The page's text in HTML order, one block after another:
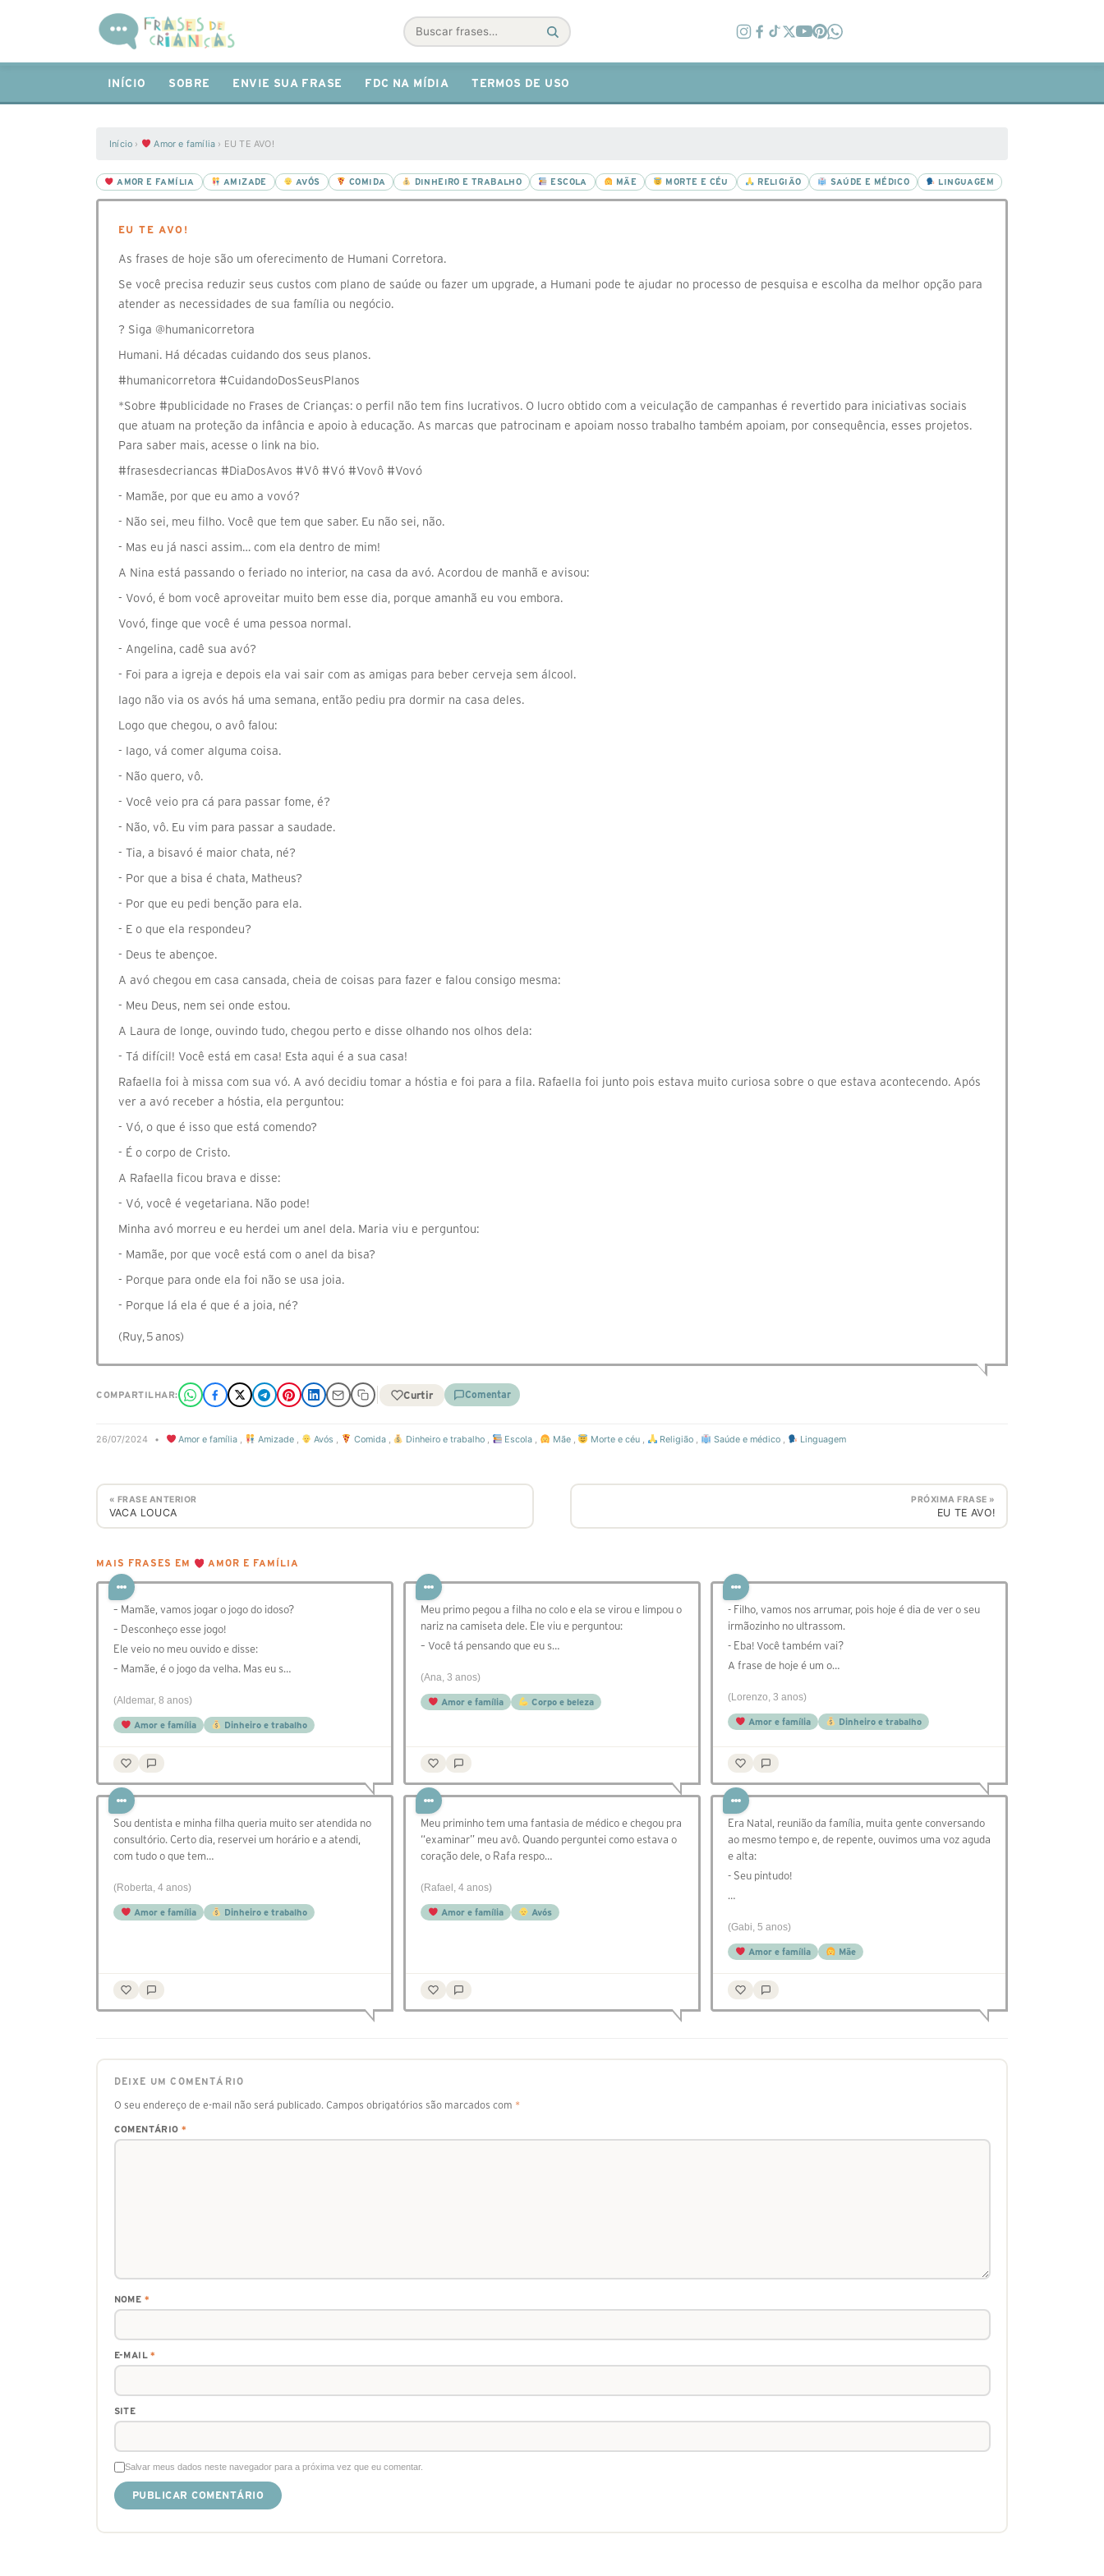
Buscar
INÍCIO SOBRE ENVIE SUA FRASE FDC NA MÍDIA TERMOS DE USO
Início › Amor e família › EU TE AVO!
AMOR E FAMÍLIA AMIZADE AVÓS COMIDA DINHEIRO E TRABALHO ESCOLA MÃE MORTE E CÉU RELIGIÃO SAÚDE E MÉDICO LINGUAGEM
EU TE AVO!
As frases de hoje são um oferecimento de Humani Corretora.
Se você precisa reduzir seus custos com plano de saúde ou fazer um upgrade, a Humani pode te ajudar no processo de pesquisa e escolha da melhor opção para
atender as necessidades de sua família ou negócio.
? Siga @humanicorretora
Humani. Há décadas cuidando dos seus planos.
#humanicorretora #CuidandoDosSeusPlanos
*Sobre #publicidade no Frases de Crianças: o perfil não tem fins lucrativos. O lucro obtido com a veiculação de campanhas é revertido para iniciativas sociais
que atuam na proteção da infância e apoio à educação. As marcas que patrocinam e apoiam nosso trabalho também apoiam, por consequência, esses projetos.
Para saber mais, acesse o link na bio.
#frasesdecriancas #DiaDosAvos #Vô #Vó #Vovô #Vovó
- Mamãe, por que eu amo a vovó?
- Não sei, meu filho. Você que tem que saber. Eu não sei, não.
- Mas eu já nasci assim… com ela dentro de mim!
A Nina está passando o feriado no interior, na casa da avó. Acordou de manhã e avisou:
- Vovó, é bom você aproveitar muito bem esse dia, porque amanhã eu vou embora.
Vovó, finge que você é uma pessoa normal.
- Angelina, cadê sua avó?
- Foi para a igreja e depois ela vai sair com as amigas para beber cerveja sem álcool.
Iago não via os avós há uma semana, então pediu pra dormir na casa deles.
Logo que chegou, o avô falou:
- Iago, vá comer alguma coisa.
- Não quero, vô.
- Você veio pra cá para passar fome, é?
- Não, vô. Eu vim para passar a saudade.
- Tia, a bisavó é maior chata, né?
- Por que a bisa é chata, Matheus?
- Por que eu pedi benção para ela.
- E o que ela respondeu?
- Deus te abençoe.
A avó chegou em casa cansada, cheia de coisas para fazer e falou consigo mesma:
- Meu Deus, nem sei onde estou.
A Laura de longe, ouvindo tudo, chegou perto e disse olhando nos olhos dela:
- Tá difícil! Você está em casa! Esta aqui é a sua casa!
Rafaella foi à missa com sua vó. A avó decidiu tomar a hóstia e foi para a fila. Rafaella foi junto pois estava muito curiosa sobre o que estava acontecendo. Após
ver a avó receber a hóstia, ela perguntou:
- Vó, o que é isso que está comendo?
- É o corpo de Cristo.
A Rafaella ficou brava e disse:
- Vó, você é vegetariana. Não pode!
Minha avó morreu e eu herdei um anel dela. Maria viu e perguntou:
- Mamãe, por que você está com o anel da bisa?
- Porque para onde ela foi não se usa joia.
- Porque lá ela é que é a joia, né?
(Ruy, 5 anos)
COMPARTILHAR: Curtir Comentar
26/07/2024 • Amor e família , Amizade, Avós , Comida, Dinheiro e trabalho, Escola , Mãe, Morte e céu , Religião , Saúde e médico, Linguagem
« FRASE ANTERIOR
VACA LOUCA
PRÓXIMA FRASE »
EU TE AVO!
MAIS FRASES EM AMOR E FAMÍLIA
– Mamãe, vamos jogar o jogo do idoso?
– Desconheço esse jogo!
Ele veio no meu ouvido e disse:
– Mamãe, é o jogo da velha. Mas eu s…
(Aldemar, 8 anos)
Amor e família Dinheiro e trabalho
Meu primo pegou a filha no colo e ela se virou e limpou o
nariz na camiseta dele. Ele viu e perguntou:
– Você tá pensando que eu s…
(Ana, 3 anos)
Amor e família Corpo e beleza
- ⁠Filho, vamos nos arrumar, pois hoje é dia de ver o seu
irmãozinho no ultrassom.
- ⁠Eba! Você também vai?
A frase de hoje é um o…
(Lorenzo, 3 anos)
Amor e família Dinheiro e trabalho
Sou dentista e minha filha queria muito ser atendida no
consultório. Certo dia, reservei um horário e a atendi,
com tudo o que tem…
(Roberta, 4 anos)
Amor e família Dinheiro e trabalho
Meu priminho tem uma fantasia de médico e chegou pra
“examinar” meu avô. Quando perguntei como estava o
coração dele, o Rafa respo…
(Rafael, 4 anos)
Amor e família Avós
Era Natal, reunião da família, muita gente conversando
ao mesmo tempo e, de repente, ouvimos uma voz aguda
e alta:
- Seu pintudo!
…
(Gabi, 5 anos)
Amor e família Mãe
DEIXE UM COMENTÁRIO
O seu endereço de e-mail não será publicado. Campos obrigatórios são marcados com *
COMENTÁRIO *
NOME *
E-MAIL*
SITE
Salvar meus dados neste navegador para a próxima vez que eu comentar.